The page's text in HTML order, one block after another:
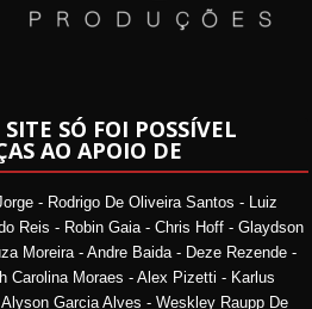
SITE SÓ FOI POSSÍVEL
AO APOIO DE
- Rodrigo De Oliveira Santos - Luiz
Reis - Robin Gaia - Chris Hoff - Glaydson
Moreira - Andre Baida - Deze Rezende -
Carolina Moraes - Alex Pizetti - Karlus
Garcia Alves - Weskley Raupp De